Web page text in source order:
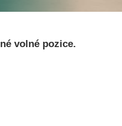
volné pozice.